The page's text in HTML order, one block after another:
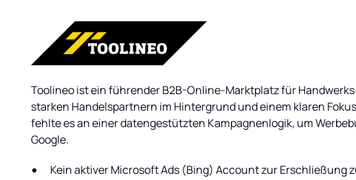
Toolineo ist ein führender B2B-Online-Marktplatz für
starken Handelspartnern im Hintergrund und einem klaren
fehlte es an einer datengestützten Kampagnenlogik, um
Google.
Kein aktiver Microsoft Ads (Bing) Account zur Erschließung